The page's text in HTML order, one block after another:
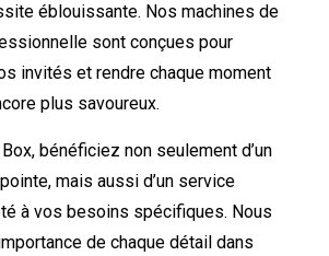
éblouissante. Nos machines de
sont conçues pour
invités et rendre chaque moment
plus savoureux.
bénéficiez non seulement d’un
mais aussi d’un service
à vos besoins spécifiques. Nous
de chaque détail dans